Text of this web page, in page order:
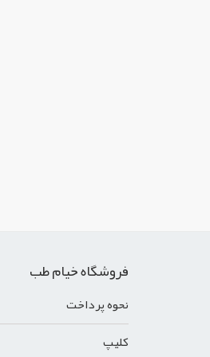
فروشگاه خیام طب
نحوه پرداخت
کليپ